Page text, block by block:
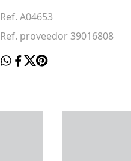
Ref. A04653
Ref. proveedor 39016808